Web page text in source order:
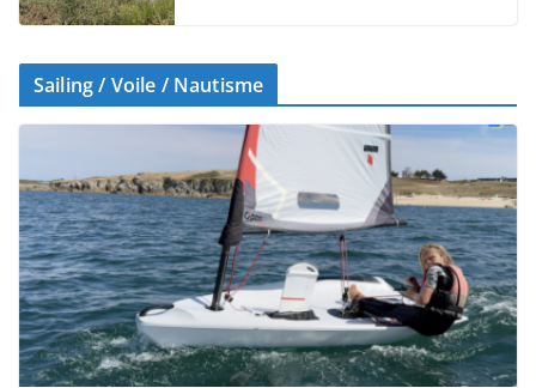
Sailing / Voile / Nautisme